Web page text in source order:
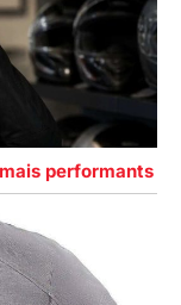
performants